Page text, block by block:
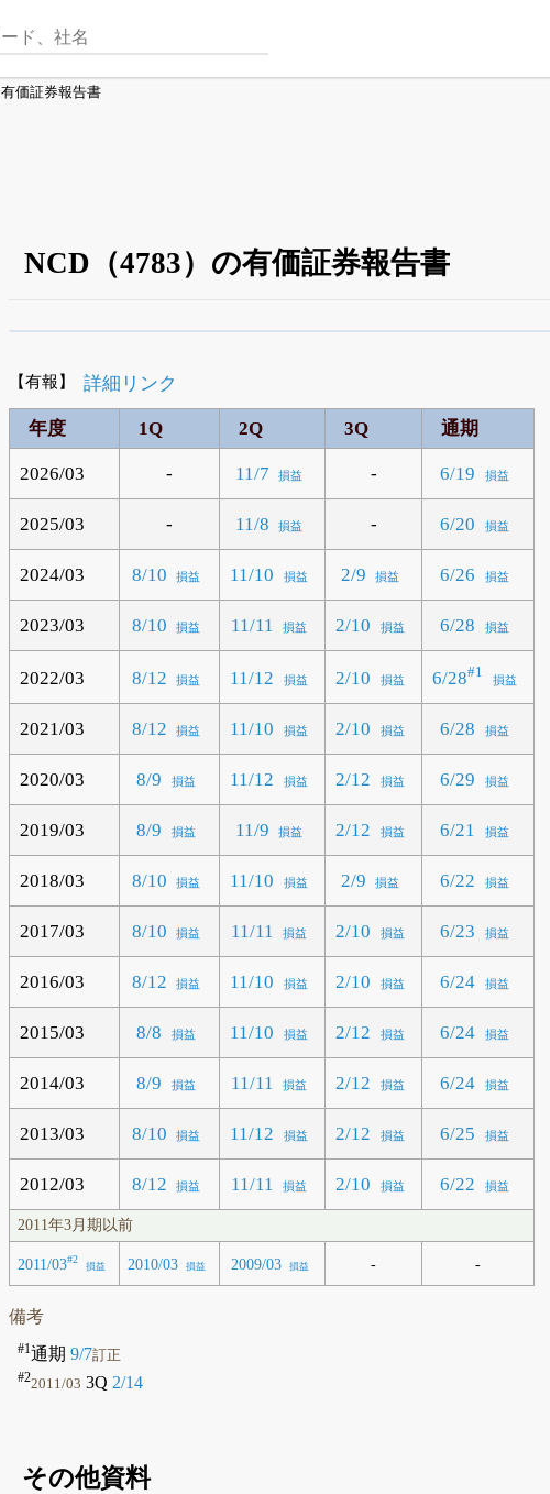
有価証券報告書
NCD（4783）の有価証券報告書
無料でβ版をはじめる
登録すると永久30%OFFと米株版の先行利用も付きます
【有報】 詳細リンク
年度 1Q 2Q 3Q 通期
2026/03 - 11/7 損益 - 6/19 損益
2025/03 - 11/8 損益 - 6/20 損益
2024/03 8/10 損益 11/10 損益 2/9 損益 6/26 損益
2023/03 8/10 損益 11/11 損益 2/10 損益 6/28 損益
2022/03 8/12 損益 11/12 損益 2/10 損益 6/28#1 損益
2021/03 8/12 損益 11/10 損益 2/10 損益 6/28 損益
2020/03 8/9 損益 11/12 損益 2/12 損益 6/29 損益
2019/03 8/9 損益 11/9 損益 2/12 損益 6/21 損益
2018/03 8/10 損益 11/10 損益 2/9 損益 6/22 損益
2017/03 8/10 損益 11/11 損益 2/10 損益 6/23 損益
2016/03 8/12 損益 11/10 損益 2/10 損益 6/24 損益
2015/03 8/8 損益 11/10 損益 2/12 損益 6/24 損益
2014/03 8/9 損益 11/11 損益 2/12 損益 6/24 損益
2013/03 8/10 損益 11/12 損益 2/12 損益 6/25 損益
2012/03 8/12 損益 11/11 損益 2/10 損益 6/22 損益
2011年3月期以前
2011/03#2
損益 2010/03 損益 2009/03 損益 - -
備考
#1通期9/7訂正
#22011/03 3Q2/14
その他資料